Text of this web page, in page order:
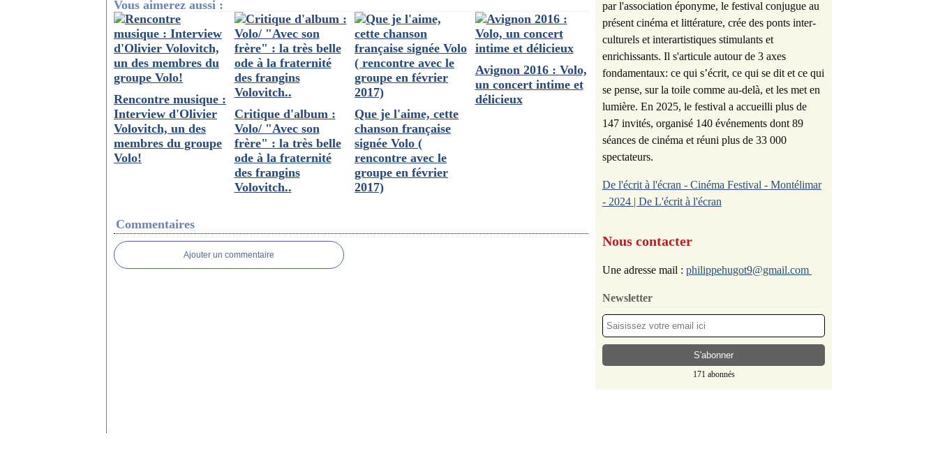
Vous aimerez aussi :
Rencontre musique :
Interview d'Olivier
Volovitch, un des
membres du groupe
Volo!
Critique d'album :
Volo/ "Avec son
frère" : la très belle
ode à la fraternité
des frangins
Volovitch..
Que je l'aime, cette
chanson française
signée Volo (
rencontre avec le
groupe en février
2017)
Avignon 2016 : Volo,
un concert intime et
délicieux
Commentaires
Ajouter un commentaire
par l'association éponyme, le festival conjugue au
présent cinéma et littérature, crée des ponts inter-
culturels et interartistiques stimulants et
enrichissants. Il s'articule autour de 3 axes
fondamentaux: ce qui s’écrit, ce qui se dit et ce qui
se pense, sur la toile comme au-delà, et les met en
lumière. En 2025, le festival a accueilli plus de
147 invités, organisé 140 événements dont 89
séances de cinéma et réuni plus de 33 000
spectateurs.
De l'écrit à l'écran - Cinéma Festival - Montélimar
- 2024 | De L'écrit à l'écran
Nous contacter
Une adresse mail : philippehugot9@gmail.com
Newsletter
171 abonnés